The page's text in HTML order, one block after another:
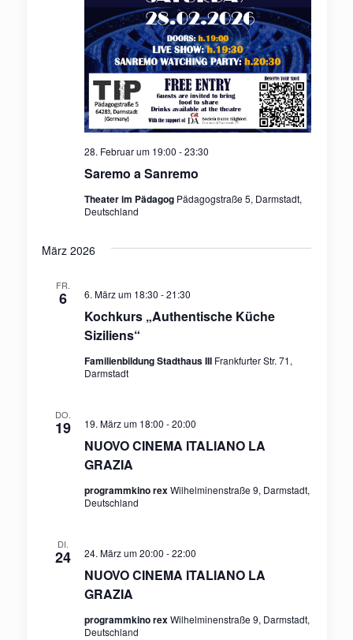
Saremo a Sanremo
28. Februar um 19:00 -23:30
Theater im Pädagog Pädagogstraße 5, Darmstadt,
Deutschland
März 2026
FR.
6
Kochkurs „Authentische Küche
Siziliens“
6. März um 18:30 -21:30
Familienbildung Stadthaus III Frankfurter Str. 71,
Darmstadt
DO.
19
NUOVO CINEMA ITALIANO LA
GRAZIA
19. März um 18:00 -20:00
programmkino rexWilhelminenstraße 9, Darmstadt,
Deutschland
DI.
24
NUOVO CINEMA ITALIANO LA
GRAZIA
24. März um 20:00 -22:00
programmkino rexWilhelminenstraße 9, Darmstadt,
Deutschland